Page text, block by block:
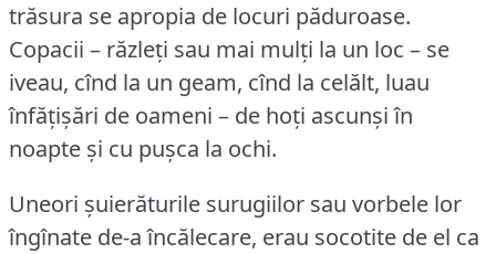
trăsura se apropia de locuri păduroase.
Copacii – răzleți sau mai mulți la un loc – se
iveau, cînd la un geam, cînd la celălt, luau
înfățișări de oameni – de hoți ascunși în
noapte și cu pușca la ochi.
Uneori șuierăturile surugiilor sau vorbele lor
îngînate de-a încălecare, erau socotite de el ca